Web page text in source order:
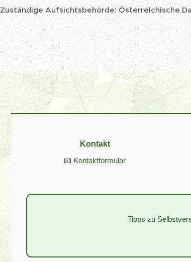
Zuständige Aufsichtsbehörde: Österreichische
Kontakt
📧 Kontaktformular
Tipps zu